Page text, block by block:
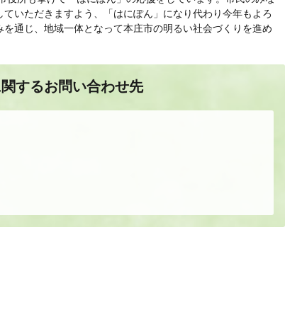
いただきますよう、「はにぽん」になり代わり今年もよろ
通じ、地域一体となって本庄市の明るい社会づくりを進め
するお問い合わせ先